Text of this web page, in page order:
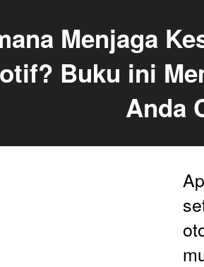
Menjaga
Buku ini
Anda